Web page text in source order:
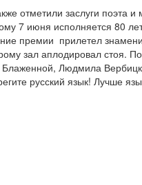
отметили заслуги поэта и
7 июня исполняется 80
премии прилетел
зал аплодировал стоя.
Блаженной, Людмила
русский язык! Лучше